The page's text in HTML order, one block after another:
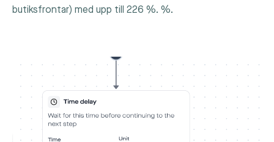
butiksfrontar) med upp till 226 %. %.